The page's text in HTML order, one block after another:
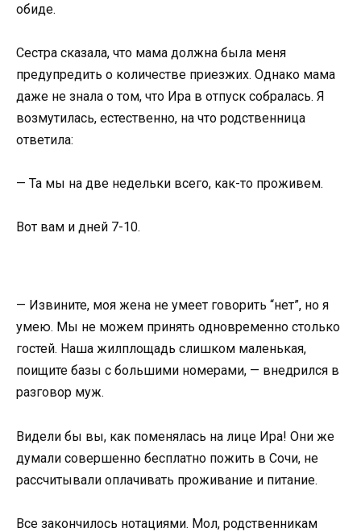
обиде.
Сестра сказала, что мама должна была меня
предупредить о количестве приезжих. Однако мама
даже не знала о том, что Ира в отпуск собралась. Я
возмутилась, естественно, на что родственница
ответила:
— Та мы на две недельки всего, как-то проживем.
Вот вам и дней 7-10.
— Извините, моя жена не умеет говорить “нет”, но я
умею. Мы не можем принять одновременно столько
гостей. Наша жилплощадь слишком маленькая,
поищите базы с большими номерами, — внедрился в
разговор муж.
Видели бы вы, как поменялась на лице Ира! Они же
думали совершенно бесплатно пожить в Сочи, не
рассчитывали оплачивать проживание и питание.
Все закончилось нотациями. Мол, родственникам